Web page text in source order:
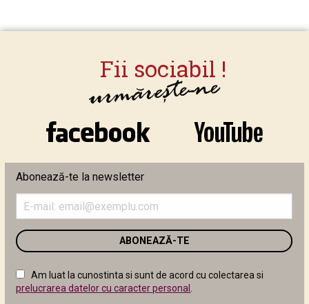
Abonează-te la newsletter
adresa
email
în
următor
Am luat la cunostinta si sunt de acord cu colectarea si
prelucrarea datelor cu caracter personal